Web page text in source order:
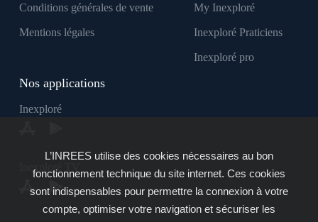
Conditions générales de vente
Mentions légales
My Inexploré
Inexploré Praticiens
Inexploré pro
Nos applications
Inexploré
Inexploré TV
L’INREES utilise des cookies nécessaires au bon
fonctionnement technique du site internet. Ces cookies
sont indispensables pour permettre la connexion à votre
compte, optimiser votre navigation et sécuriser les